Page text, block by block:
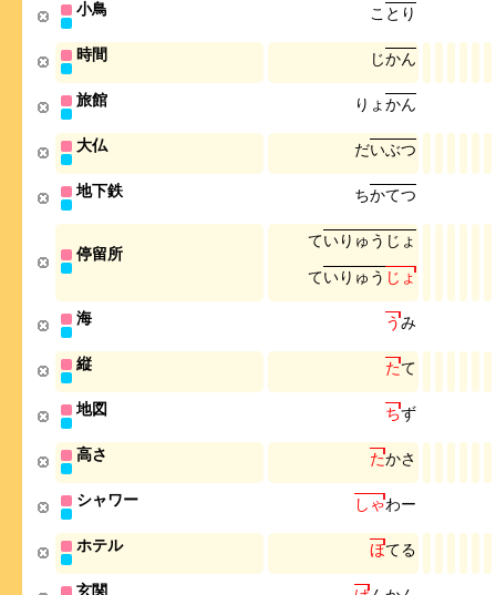
小鳥 こ と り
時間 じかん
旅館 り ょかん
大仏 だいぶつ
地下鉄 ちかてつ
停留所
ていり ゅ う じ ょ
ていり ゅ う じ ょ
海 うみ
縦 たて
地図 ちず
高さ たかさ
シャワー し ゃわー
ホテル ほてる
玄関